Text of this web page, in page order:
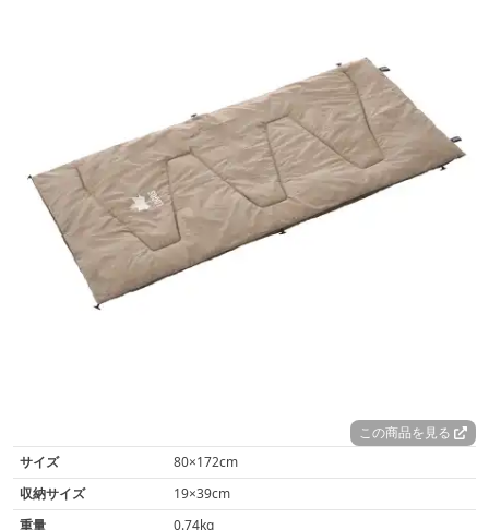
この商品を見る
サイズ
80×172cm
収納サイズ
19×39cm
重量
0.74kg